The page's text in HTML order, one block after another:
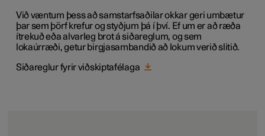
Við væntum þess að samstarfsaðilar okkar geri umbætur
þar sem þörf krefur og styðjum þá í því. Ef um er að ræða
ítrekuð eða alvarleg brot á siðareglum, og sem
lokaúrræði, getur birgjasambandið að lokum verið slitið.
Siðareglur fyrir viðskiptafélaga